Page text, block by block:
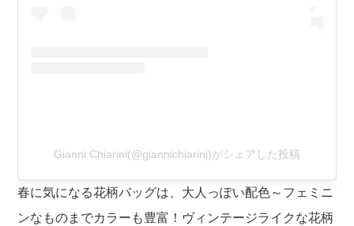
Gianni Chiarini(@giannichiarini)がシェアした投稿
春に気になる花柄バッグは、大人っぽい配色～フェミニ
ンなものまでカラーも豊富！ヴィンテージライクな花柄